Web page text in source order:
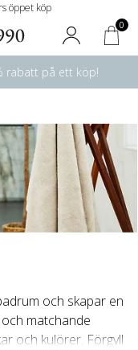
öppet köp
0
rabatt på ett köp!
och skapar en
matchande
och kulörer. Förgyll